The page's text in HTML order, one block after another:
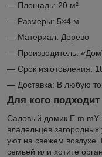
— Площадь: 20 м²
— Размеры: 5×4 м
— Материал: Дерево
— Производитель:
— Срок изготовления:
— Доставка: В любую
Для кого подходит
Садовый домик E m mY
владельцев загородных
уют на свежем
семьей или хотите